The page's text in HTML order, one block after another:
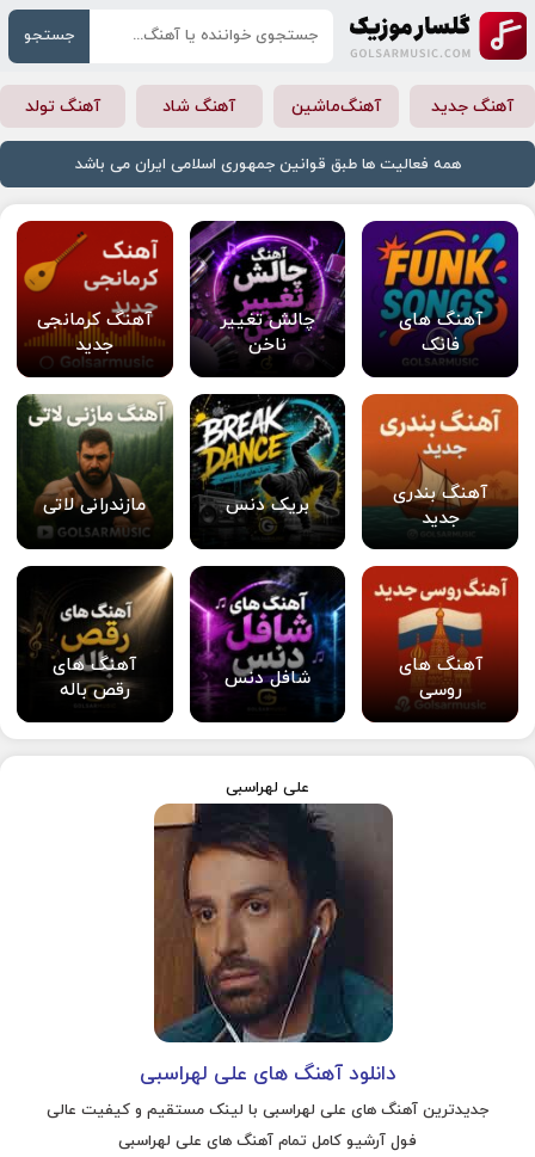
جستجو
آهنگ جدید آهنگ‌ماشین آهنگ شاد آهنگ تولد
همه فعالیت ها طبق قوانین جمهوری اسلامی ایران می باشد
آهنگ های
فانک
چالش تغییر
ناخن
آهنگ کرمانجی
جدید
آهنگ بندری
جدید
بریک دنس مازندرانی لاتی
آهنگ های
روسی
شافل دنس
آهنگ های
رقص باله
علی لهراسبی
دانلود آهنگ های علی لهراسبی
جدیدترین آهنگ های علی لهراسبی با لینک مستقیم و کیفیت عالی
فول آرشیو کامل تمام آهنگ های علی لهراسبی